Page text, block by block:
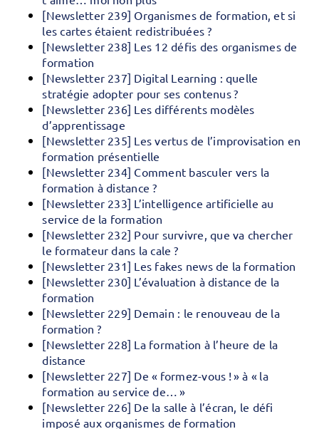
[Newsletter 239] Organismes de formation, et si
les cartes étaient redistribuées ?
[Newsletter 238] Les 12 défis des organismes de
formation
[Newsletter 237] Digital Learning : quelle
stratégie adopter pour ses contenus ?
[Newsletter 236] Les différents modèles
d’apprentissage
[Newsletter 235] Les vertus de l’improvisation en
formation présentielle
[Newsletter 234] Comment basculer vers la
formation à distance ?
[Newsletter 233] L’intelligence artificielle au
service de la formation
[Newsletter 232] Pour survivre, que va chercher
le formateur dans la cale ?
[Newsletter 231] Les fakes news de la formation
[Newsletter 230] L’évaluation à distance de la
formation
[Newsletter 229] Demain : le renouveau de la
formation ?
[Newsletter 228] La formation à l’heure de la
distance
[Newsletter 227] De « formez-vous ! » à « la
formation au service de… »
[Newsletter 226] De la salle à l’écran, le défi
imposé aux organismes de formation